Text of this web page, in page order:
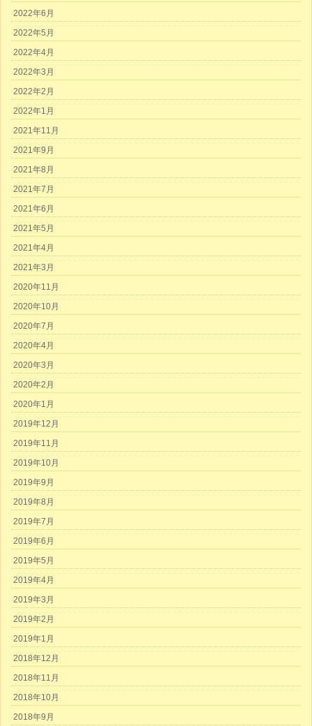
2022年6月
2022年5月
2022年4月
2022年3月
2022年2月
2022年1月
2021年11月
2021年9月
2021年8月
2021年7月
2021年6月
2021年5月
2021年4月
2021年3月
2020年11月
2020年10月
2020年7月
2020年4月
2020年3月
2020年2月
2020年1月
2019年12月
2019年11月
2019年10月
2019年9月
2019年8月
2019年7月
2019年6月
2019年5月
2019年4月
2019年3月
2019年2月
2019年1月
2018年12月
2018年11月
2018年10月
2018年9月